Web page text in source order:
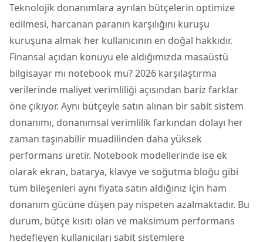
Teknolojik donanımlara ayrılan bütçelerin optimize
edilmesi, harcanan paranın karşılığını kuruşu
kuruşuna almak her kullanıcının en doğal hakkıdır.
Finansal açıdan konuyu ele aldığımızda masaüstü
bilgisayar mı notebook mu? 2026 karşılaştırma
verilerinde maliyet verimliliği açısından bariz farklar
öne çıkıyor. Aynı bütçeyle satın alınan bir sabit sistem
donanımı, donanımsal verimlilik farkından dolayı her
zaman taşınabilir muadilinden daha yüksek
performans üretir. Notebook modellerinde ise ek
olarak ekran, batarya, klavye ve soğutma bloğu gibi
tüm bileşenleri aynı fiyata satın aldığınız için ham
donanım gücüne düşen pay nispeten azalmaktadır. Bu
durum, bütçe kısıtı olan ve maksimum performans
hedefleyen kullanıcıları sabit sistemlere